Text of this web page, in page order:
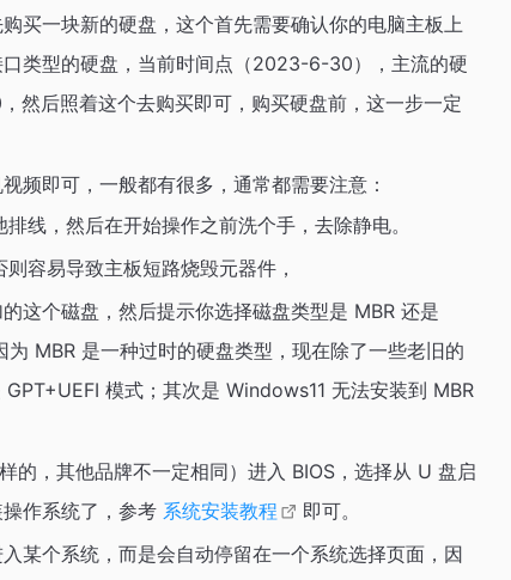
买一块新的硬盘，这个首先需要确认你的电脑主板上
类型的硬盘，当前时间点（2023-6-30），主流的硬
然后照着这个去购买即可，购买硬盘前，这一步一定
频即可，一般都有很多，通常都需要注意：
线，然后在开始操作之前洗个手，去除静电。
容易导致主板短路烧毁元器件，
这个磁盘，然后提示你选择磁盘类型是 MBR 还是
为 MBR 是一种过时的硬盘类型，现在除了一些老旧的
模式；其次是 Windows11 无法安装到 MBR
的，其他品牌不一定相同）进入 BIOS，选择从 U 盘启
作系统了，参考 系统安装教程
即可。
某个系统，而是会自动停留在一个系统选择页面，因